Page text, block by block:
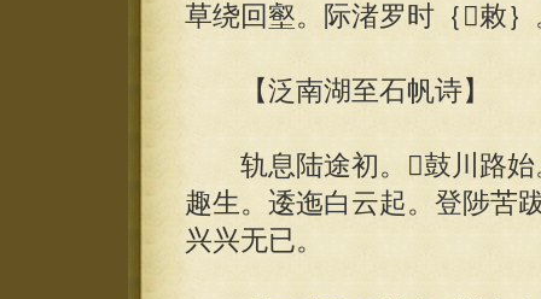
草绕回壑。际渚罗时｛敕
【泛南湖至石帆诗】
轨息陆途初。鼓川路始
趣生。逶迤白云起。登陟苦
兴兴无已。